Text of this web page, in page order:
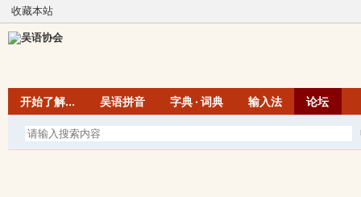
收藏本站
开始了解... 吴语拼音 字典 · 词典 输入法 论坛